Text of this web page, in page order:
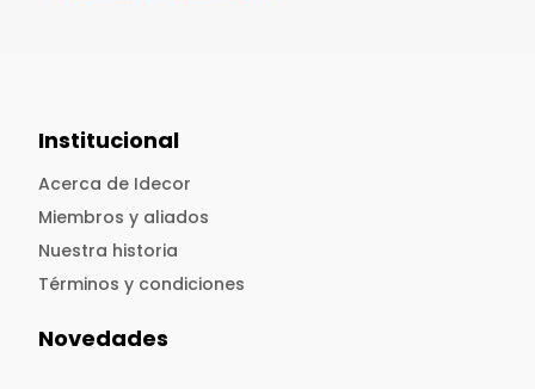
Institucional
Acerca de Idecor
Miembros y aliados
Nuestra historia
Términos y condiciones
Novedades